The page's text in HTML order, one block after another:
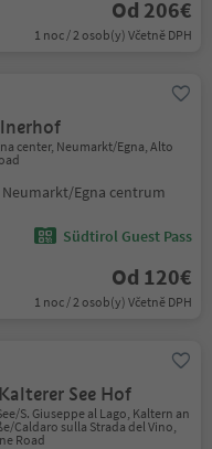
Od 206€
1 noc / 2 osob(y) Včetně DPH
center, Neumarkt/Egna, Alto
Neumarkt/Egna centrum
Südtirol Guest Pass
Od 120€
1 noc / 2 osob(y) Včetně DPH
See Hof
S. Giuseppe al Lago, Kaltern an
Caldaro sulla Strada del Vino,
Road